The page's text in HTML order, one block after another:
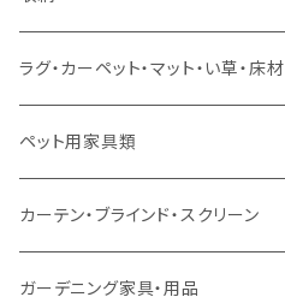
スツール・オットマン
ソファ付属品
クッション・座椅子
セミダブルサイズ（マットレス付）
ダブルサイズ（マットレス付）
ダブルサイズ以上（マットレス付）
ロフトベッド
リフティングテーブル
サイドテーブル・コーヒーテーブル
デスク
キッズチェア
オフィスチェア・ゲーミングチェア
ダイニングベンチ・スツール
こたつ布団
コタツ・布団セット
本棚・シェルフ
食器棚・収納庫
レンジ台・カウンター
ラック
ラグ・カーペット・マット・い草・床材
マット・フロアタイル
ラグ
カーペット
ペット用家具類
カーテン・ブラインド・スクリーン
ガーデニング家具・用品